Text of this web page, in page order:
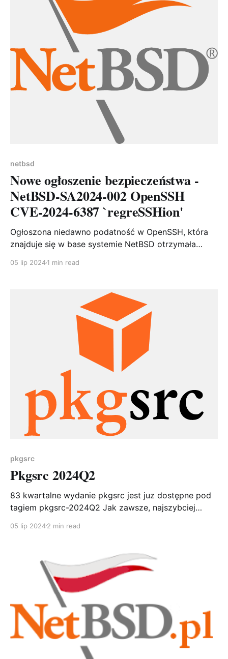
netbsd
Nowe ogłoszenie bezpieczeństwa -
NetBSD-SA2024-002 OpenSSH
CVE-2024-6387 `regreSSHion'
Ogłoszona niedawno podatność w OpenSSH, która
znajduje się w base systemie NetBSD otrzymała
czyli obecnie 9.4 i 10.0 są podatne. Niepodatne
libssh.so.46.1 został już spatchowany. Najlepiej
05 lip 20241 min read
pkgsrc
Pkgsrc 2024Q2
83 kwartalne wydanie pkgsrc jest juz dostępne pod
tagiem pkgsrc-2024Q2 Jak zawsze, najszybciej
oneline'rem: cd /usr && cvs -q -z2 -d
pkgsrc-2024Q2 -P pkgsrc Od czasu wydania pkgsrc-
2024Q1 dodano 203 pakiety, 1742
05 lip 20242 min read